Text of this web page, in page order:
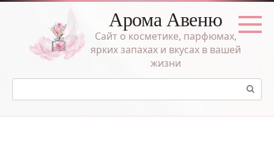
Перейти
Арома Авеню
Сайт о косметике, парфюмах,
ярких запахах и вкусах в вашей
жизни
Поиск: